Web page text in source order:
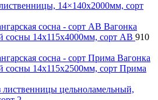
14×140x2000мм, сорт
Вагонка
сосны 14x115x4000мм, сорт AB 910
Вагонка
сосны 14x115x2500мм, сорт Прима